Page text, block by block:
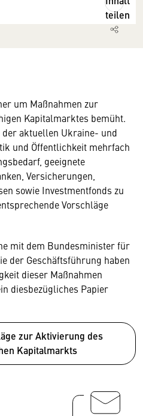
teilen
um Maßnahmen zur
Kapitalmarktes bemüht.
aktuellen Ukraine- und
und Öffentlichkeit mehrfach
geeignete
Versicherungen,
sowie Investmentfonds zu
Vorschläge
mit dem Bundesminister für
der Geschäftsführung haben
dieser Maßnahmen
diesbezügliches Papier
zur Aktivierung des
Kapitalmarkts